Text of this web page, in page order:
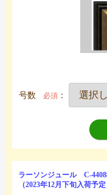
号数 必須 ：
ラーソンジュール C-
（2023年12月下旬入荷予定